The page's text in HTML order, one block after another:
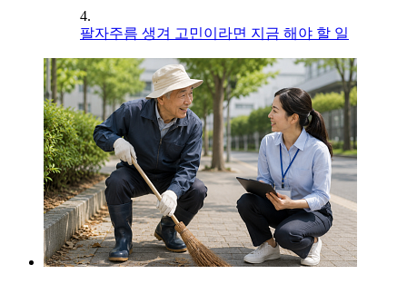
4.
팔자주름 생겨 고민이라면 지금 해야 할 일